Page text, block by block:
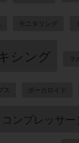
モニタリング
シング マ
ス ボーカロイド
ンプレッサー）